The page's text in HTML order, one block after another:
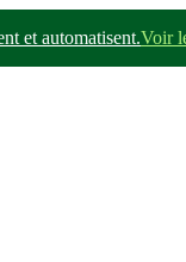
et automatisent.Voir